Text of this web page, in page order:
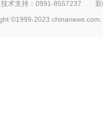
术支持：0991-8557237
©1999-2023